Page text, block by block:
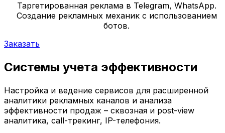
Таргетированная реклама в Telegram, WhatsApp.
Создание рекламных механик с использованием
ботов.
Заказать
Системы учета эффективности
Настройка и ведение сервисов для расширенной
аналитики рекламных каналов и анализа
эффективности продаж – сквозная и post-view
аналитика, call-трекинг, IP-телефония.